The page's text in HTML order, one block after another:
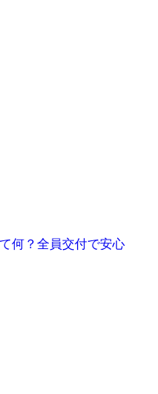
何？全員交付で安心